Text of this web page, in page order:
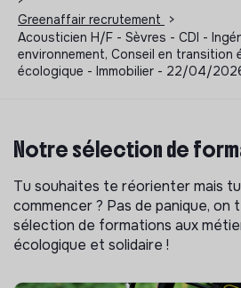
Greenaffair recrutement
>
Acousticien H/F - Sèvres - CDI -
environnement, Conseil en transition
écologique - Immobilier - 22/04/
Notre sélection de
Tu souhaites te réorienter mais
commencer ? Pas de panique, on
sélection de formations aux
écologique et solidaire !